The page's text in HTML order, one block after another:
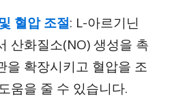
혈압 조절: L-아르기닌
산화질소(NO) 생성을 촉
을 확장시키고 혈압을 조
움을 줄 수 있습니다.